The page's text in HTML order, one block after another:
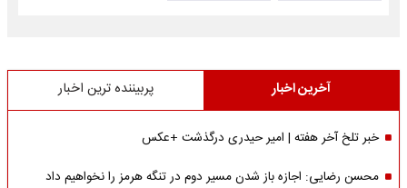
آخرین اخبار پربیننده ترین اخبار
خبر تلخ آخر هفته | امیر حیدری درگذشت +عکس
محسن رضایی: اجازه باز شدن مسیر دوم در تنگه هرمز را نخواهیم داد